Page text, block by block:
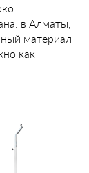
в Алматы,
материал
как